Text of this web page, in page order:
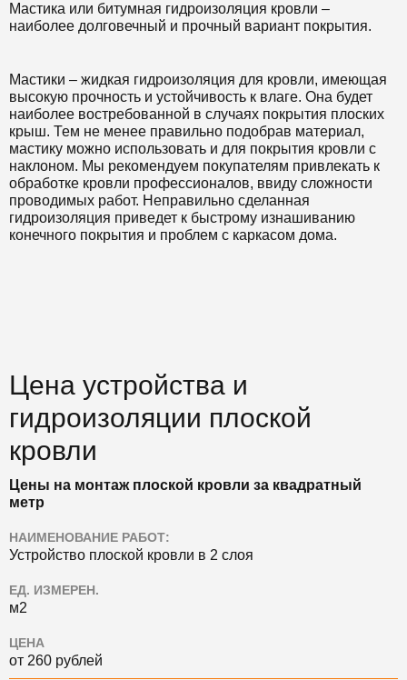
Мастика или битумная гидроизоляция кровли –
наиболее долговечный и прочный вариант покрытия.
Мастики – жидкая гидроизоляция для кровли, имеющая
высокую прочность и устойчивость к влаге. Она будет
наиболее востребованной в случаях покрытия плоских
крыш. Тем не менее правильно подобрав материал,
мастику можно использовать и для покрытия кровли с
наклоном. Мы рекомендуем покупателям привлекать к
обработке кровли профессионалов, ввиду сложности
проводимых работ. Неправильно сделанная
гидроизоляция приведет к быстрому изнашиванию
конечного покрытия и проблем с каркасом дома.
Цена устройства и
гидроизоляции плоской
кровли
Цены на монтаж плоской кровли за квадратный
метр
НАИМЕНОВАНИЕ РАБОТ:
Устройство плоской кровли в 2 слоя
ЕД. ИЗМЕРЕН.
м2
ЦЕНА
от 260 рублей